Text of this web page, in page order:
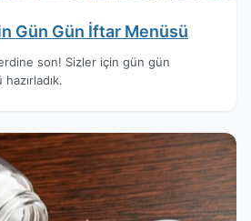
Gün Gün İftar Menüsü
son! Sizler için gün gün